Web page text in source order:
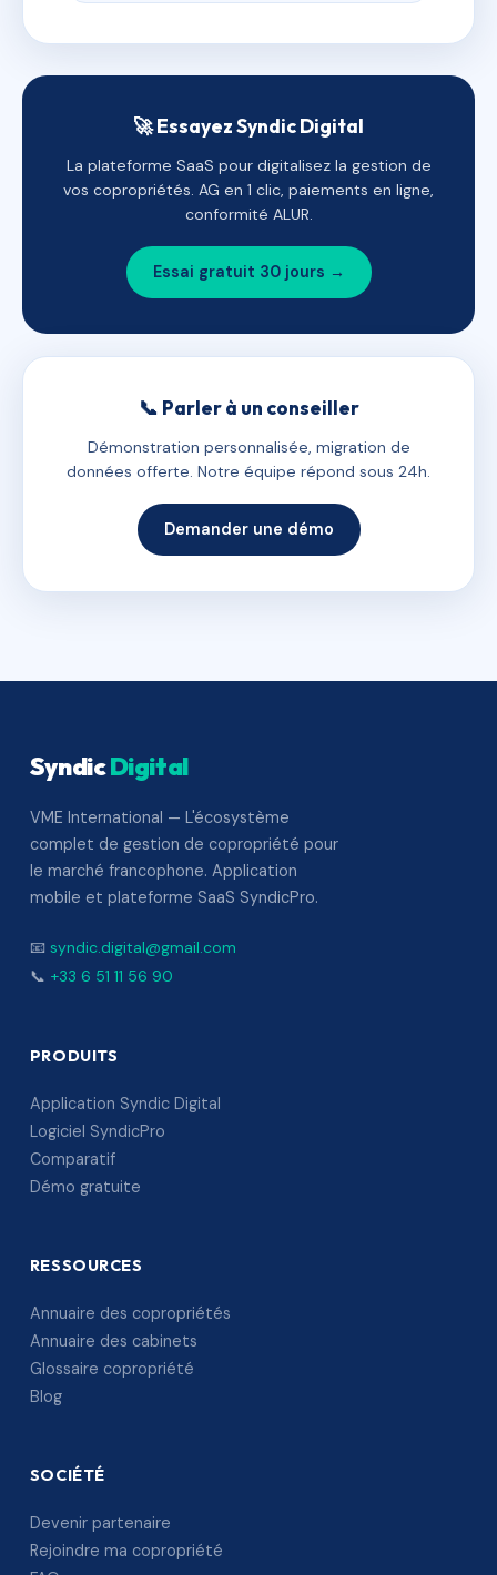
🚀 Essayez Syndic Digital
La plateforme SaaS pour digitalisez la gestion de
vos copropriétés. AG en 1 clic, paiements en ligne,
conformité ALUR.
Essai gratuit 30 jours →
📞 Parler à un conseiller
Démonstration personnalisée, migration de
données offerte. Notre équipe répond sous 24h.
Demander une démo
SyndicDigital
VME International — L'écosystème
complet de gestion de copropriété pour
le marché francophone. Application
mobile et plateforme SaaS SyndicPro.
📧 syndic.digital@gmail.com
📞 +33 6 51 11 56 90
PRODUITS
Application Syndic Digital
Logiciel SyndicPro
Comparatif
Démo gratuite
RESSOURCES
Annuaire des copropriétés
Annuaire des cabinets
Glossaire copropriété
Blog
SOCIÉTÉ
Devenir partenaire
Rejoindre ma copropriété